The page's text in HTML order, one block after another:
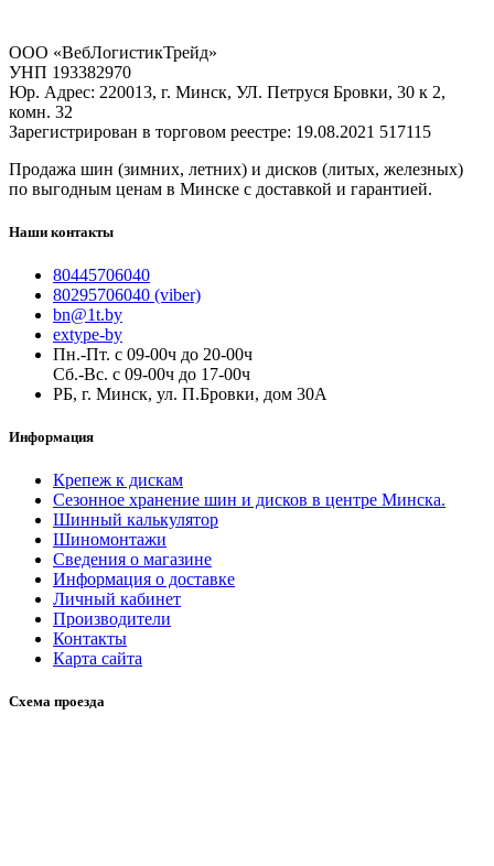
ООО «ВебЛогистикТрейд»
УНП 193382970
Юр. Адрес: 220013, г. Минск, УЛ. Петруся Бровки, 30 к 2,
комн. 32
Зарегистрирован в торговом реестре: 19.08.2021 517115
Продажа шин (зимних, летних) и дисков (литых, железных)
по выгодным ценам в Минске с доставкой и гарантией.
Наши контакты
80445706040
80295706040 (viber)
bn@1t.by
extype-by
Пн.-Пт. с 09-00ч до 20-00ч
Сб.-Вс. с 09-00ч до 17-00ч
РБ, г. Минск, ул. П.Бровки, дом 30А
Информация
Крепеж к дискам
Сезонное хранение шин и дисков в центре Минска.
Шинный калькулятор
Шиномонтажи
Сведения о магазине
Информация о доставке
Личный кабинет
Производители
Контакты
Карта сайта
Схема проезда